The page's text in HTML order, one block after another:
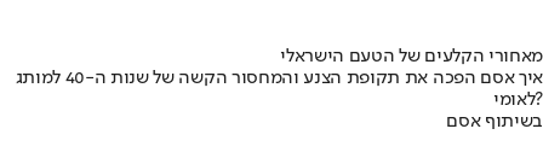
מאחורי הקלעים של הטעם הישראלי
איך אסם הפכה את תקופת הצנע והמחסור הקשה של שנות ה-40 למותג
לאומי?
בשיתוף אסם